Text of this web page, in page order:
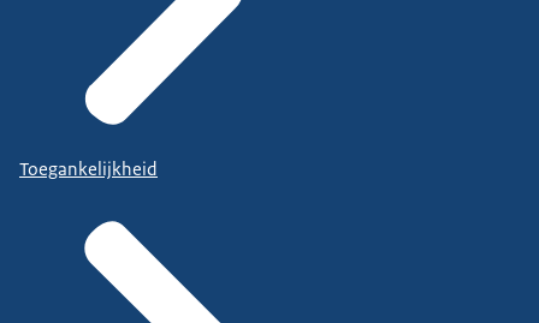
Toegankelijkheid